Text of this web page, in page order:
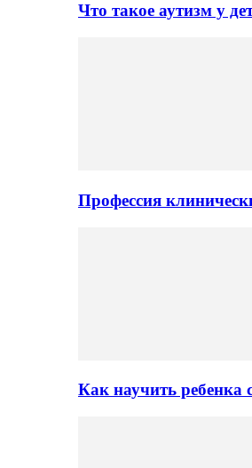
Что такое аутизм у
Профессия
Как научить